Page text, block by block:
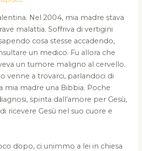
Nel 2004, mia madre stava
malattia. Soffriva di vertigini
cosa stesse accadendo,
un medico. Fu allora che
un tumore maligno al cervello.
venne a trovarci, parlandoci di
mia madre una Bibbia. Poche
spinta dall’amore per Gesù,
ricevere Gesù nel suo cuore e
dopo, ci unimmo a lei in chiesa